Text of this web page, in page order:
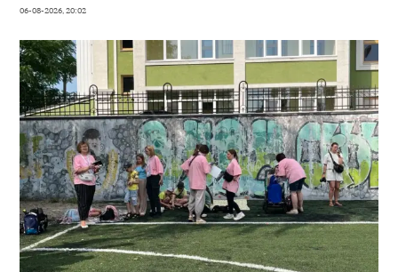
06-08-2026, 20:02